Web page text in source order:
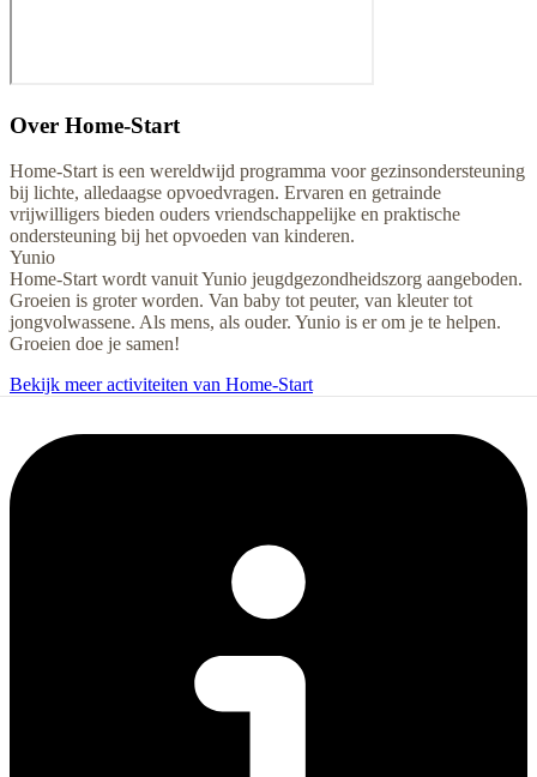
Over Home-Start
Home-Start is een wereldwijd programma voor gezinsondersteuning
bij lichte, alledaagse opvoedvragen. Ervaren en getrainde
vrijwilligers bieden ouders vriendschappelijke en praktische
ondersteuning bij het opvoeden van kinderen.
Yunio
Home-Start wordt vanuit Yunio jeugdgezondheidszorg aangeboden.
Groeien is groter worden. Van baby tot peuter, van kleuter tot
jongvolwassene. Als mens, als ouder. Yunio is er om je te helpen.
Groeien doe je samen!
Bekijk meer activiteiten van Home-Start